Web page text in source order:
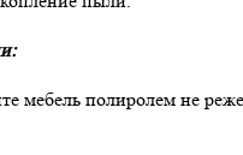
мебель полиролем не